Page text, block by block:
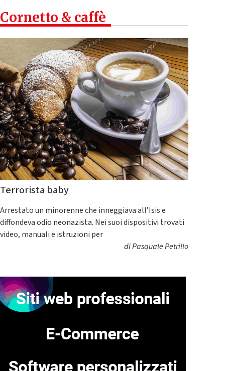
Cornetto & caffè
Terrorista baby
Arrestato un minorenne che inneggiava all’Isis e
diffondeva odio neonazista. Nei suoi dispositivi trovati
video, manuali e istruzioni per
diPasquale Petrillo